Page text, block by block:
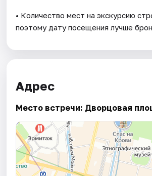
• Количество мест на экскурсию
поэтому дату посещения лучше
Адрес
Место встречи: Дворцовая